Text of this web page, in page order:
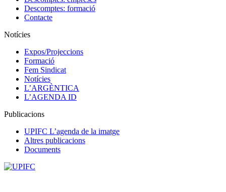
Descomptes: formació
Contacte
Notícies
Expos/Projeccions
Formació
Fem Sindicat
Notícies
L’ARGÈNTICA
L’AGENDA ID
Publicacions
UPIFC L’agenda de la imatge
Altres publicacions
Documents